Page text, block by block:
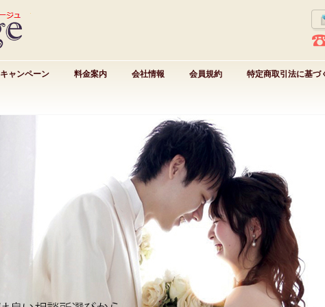
キャンペーン 料金案内 会社情報 会員規約 特定商取引法に基づ